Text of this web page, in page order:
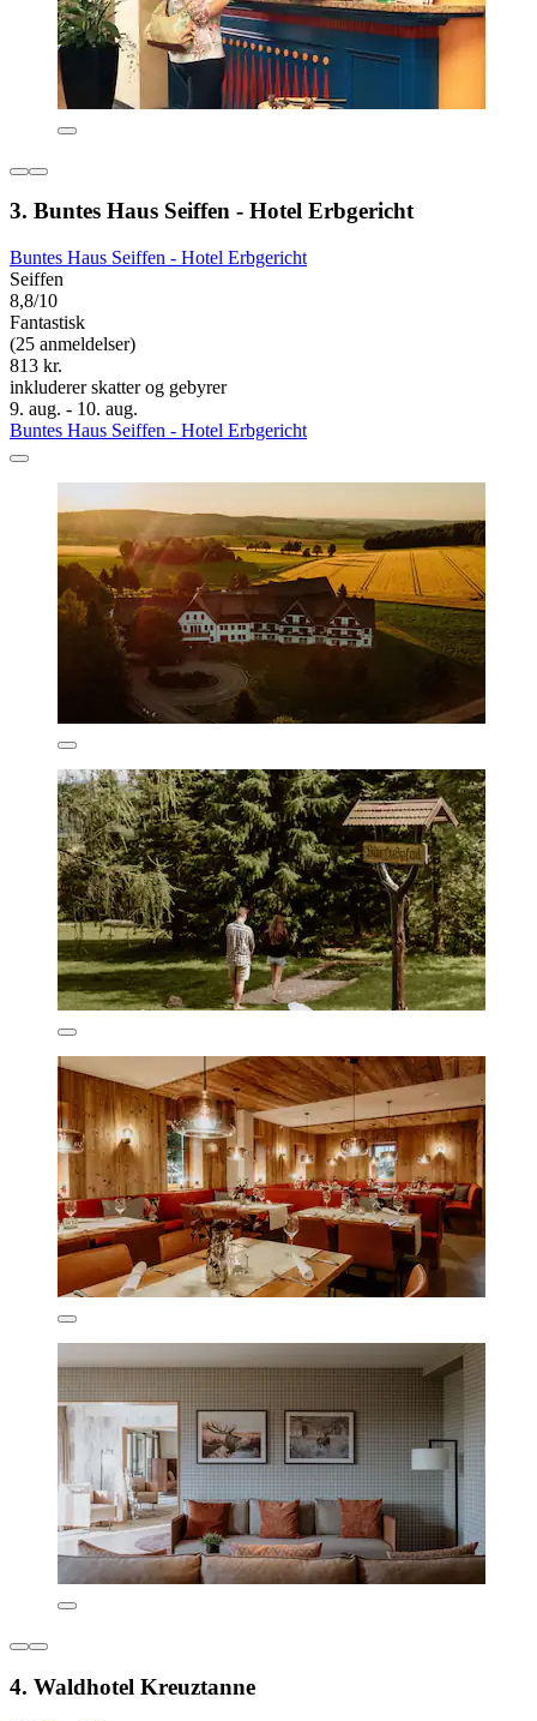
3. Buntes Haus Seiffen - Hotel Erbgericht
Buntes Haus Seiffen - Hotel Erbgericht
Seiffen
8,8/10
Fantastisk
(25 anmeldelser)
813 kr.
inkluderer skatter og gebyrer
9. aug. - 10. aug.
Buntes Haus Seiffen - Hotel Erbgericht
4. Waldhotel Kreuztanne